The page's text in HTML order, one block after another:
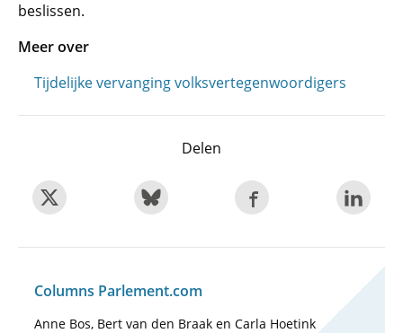
beslissen.
Meer over
Tijdelijke vervanging volksvertegenwoordigers
Delen
Columns Parlement.com
Anne Bos, Bert van den Braak en Carla Hoetink